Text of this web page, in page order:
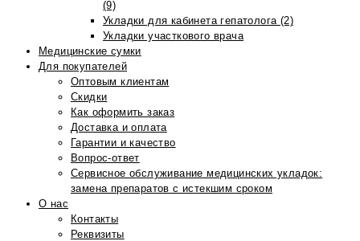
(9)
Укладки для кабинета гепатолога (2)
Укладки участкового врача
Медицинские сумки
Для покупателей
Оптовым клиентам
Скидки
Как оформить заказ
Доставка и оплата
Гарантии и качество
Вопрос-ответ
Сервисное обслуживание медицинских укладок:
замена препаратов с истекшим сроком
О нас
Контакты
Реквизиты